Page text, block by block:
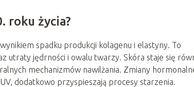
roku życia?
spadku produkcji kolagenu i elastyny. To
utraty jędrności i owalu twarzy. Skóra staje się
mechanizmów nawilżania. Zmiany
dodatkowo przyspieszają procesy starzenia.